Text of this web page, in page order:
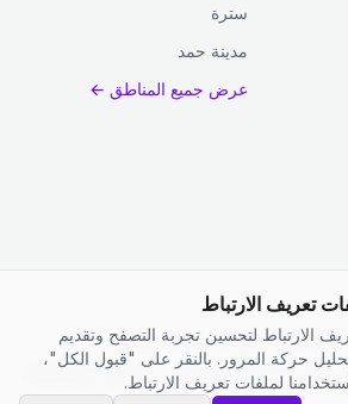
تعريف الارتباط
الارتباط لتحسين تجربة التصفح وتقديم
حركة المرور. بالنقر على "قبول الكل"،
لملفات تعريف الارتباط.
سترة
مدينة حمد
عرض جميع المناطق ←
سياسة الخصوصية
الشروط والأحكام |